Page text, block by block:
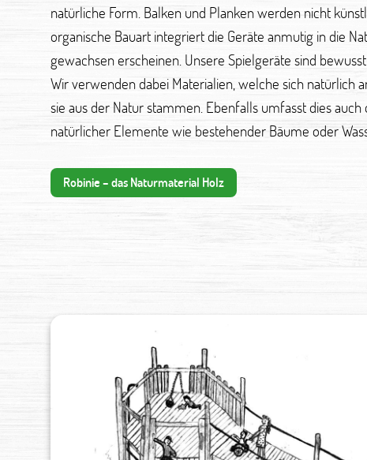
natürliche Form. Balken und Planken werden nicht
organische Bauart integriert die Geräte anmutig in die
gewachsen erscheinen. Unsere Spielgeräte sind
Wir verwenden dabei Materialien, welche sich natürlich
sie aus der Natur stammen. Ebenfalls umfasst dies
natürlicher Elemente wie bestehender Bäume oder
Robinie – das Naturmaterial Holz